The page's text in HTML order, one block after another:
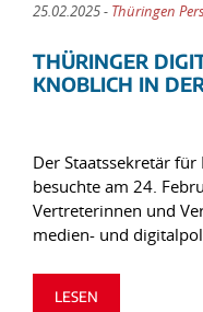
25.02.2025 - Thüringen
THÜRINGER
KNOBLICH IN
Der Staatssekretär
besuchte am 24.
Vertreterinnen und
medien- und
LESEN